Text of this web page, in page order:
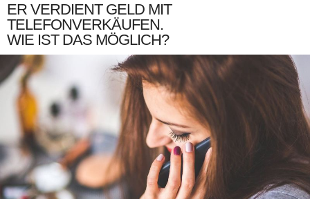
ER VERDIENT GELD MIT
TELEFONVERKÄUFEN.
WIE IST DAS MÖGLICH?